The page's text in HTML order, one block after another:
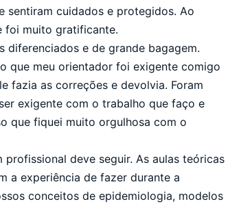
sentiram cuidados e protegidos. Ao
foi muito gratificante.
e de grande bagagem.
que meu orientador foi exigente comigo
fazia as correções e devolvia. Foram
exigente com o trabalho que faço e
que fiquei muito orgulhosa com o
deve seguir. As aulas teóricas
a experiência de fazer durante a
conceitos de epidemiologia, modelos